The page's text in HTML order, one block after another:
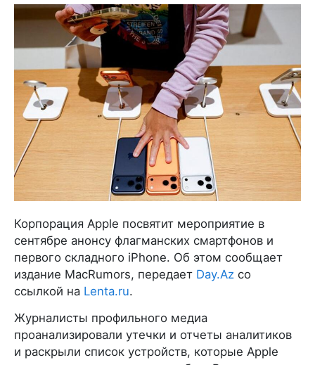
Корпорация Apple посвятит мероприятие в
сентябре анонсу флагманских смартфонов и
первого складного iPhone. Об этом сообщает
издание MacRumors, передает Day.Az со
ссылкой на Lenta.ru.
Журналисты профильного медиа
проанализировали утечки и отчеты аналитиков
и раскрыли список устройств, которые Apple